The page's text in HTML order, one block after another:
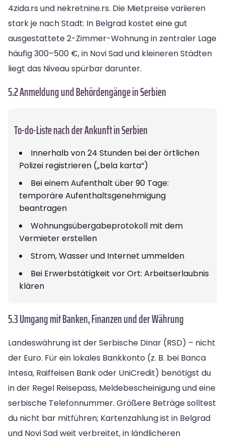
4zida.rs und nekretnine.rs. Die Mietpreise variieren
stark je nach Stadt: In Belgrad kostet eine gut
ausgestattete 2-Zimmer-Wohnung in zentraler Lage
häufig 300–500 €, in Novi Sad und kleineren Städten
liegt das Niveau spürbar darunter.
5.2 Anmeldung und Behördengänge in Serbien
To-do-Liste nach der Ankunft in Serbien
Innerhalb von 24 Stunden bei der örtlichen
Polizei registrieren („bela karta“)
Bei einem Aufenthalt über 90 Tage:
temporäre Aufenthaltsgenehmigung
beantragen
Wohnungsübergabeprotokoll mit dem
Vermieter erstellen
Strom, Wasser und Internet ummelden
Bei Erwerbstätigkeit vor Ort: Arbeitserlaubnis
klären
5.3 Umgang mit Banken, Finanzen und der Währung
Landeswährung ist der Serbische Dinar (RSD) – nicht
der Euro. Für ein lokales Bankkonto (z. B. bei Banca
Intesa, Raiffeisen Bank oder UniCredit) benötigst du
in der Regel Reisepass, Meldebescheinigung und eine
serbische Telefonnummer. Größere Beträge solltest
du nicht bar mitführen; Kartenzahlung ist in Belgrad
und Novi Sad weit verbreitet, in ländlicheren